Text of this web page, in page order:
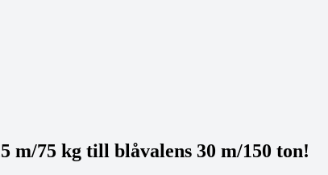
m/75 kg till blåvalens 30 m/150 ton!